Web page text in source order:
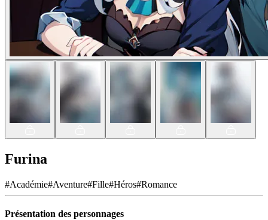
Furina
#Académie#Aventure#Fille#Héros#Romance
Présentation des personnages